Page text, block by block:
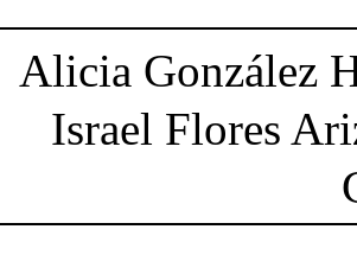
Alicia González
Israel Flores